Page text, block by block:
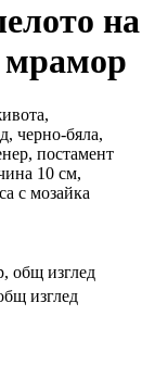
на
мрамор
черно-бяла,
постамент
10 см,
с мозайка
изглед